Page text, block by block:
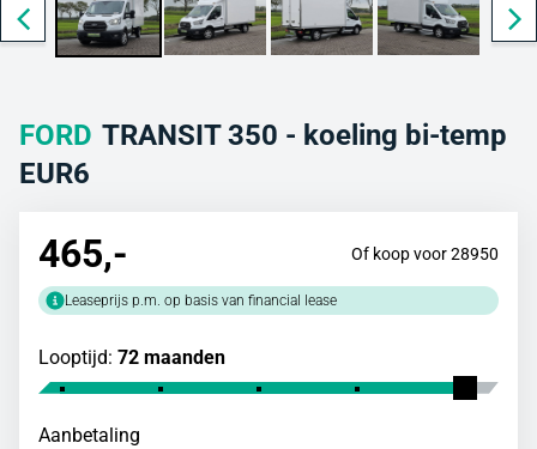
FORD TRANSIT 350 - koeling bi-temp
EUR6
465,- Of koop voor 28950
Leaseprijs p.m. op basis van financial lease
Looptijd: 72 maanden
Aanbetaling